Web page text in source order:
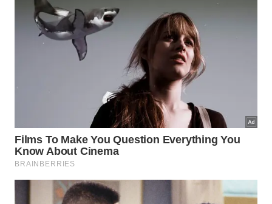
plásticas para evitar manchas de tinta e
impermeabilizante.